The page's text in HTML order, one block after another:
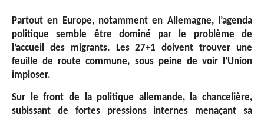
Partout en Europe, notamment en Allemagne, l’agenda
politique semble être dominé par le problème de
l’accueil des migrants. Les 27+1 doivent trouver une
feuille de route commune, sous peine de voir l’Union
imploser.
Sur le front de la politique allemande, la chancelière,
subissant de fortes pressions internes menaçant sa